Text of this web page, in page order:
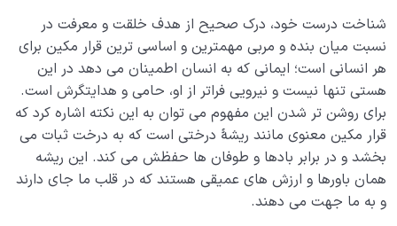
شناخت درست خود، درک صحیح از هدف خلقت و معرفت در
نسبت میان بنده و مربی مهمترین و اساسی ترین قرار مکین برای
هر انسانی است؛ ایمانی که به انسان اطمینان می دهد در این
هستی تنها نیست و نیرویی فراتر از او، حامی و هدایتگرش است.
برای روشن تر شدن این مفهوم می توان به این نکته اشاره کرد که
قرار مکین معنوی مانند ریشۀ درختی است که به درخت ثبات می
بخشد و در برابر بادها و طوفان ها حفظش می کند. این ریشه
همان باورها و ارزش های عمیقی هستند که در قلب ما جای دارند
و به ما جهت می دهند.